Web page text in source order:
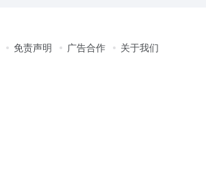
免责声明 广告合作 关于我们